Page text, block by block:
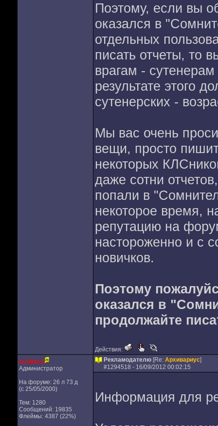
Поэтому, если вы
оказался в
отдельных
писать отчеты, то
врагам -
результате этого
сутенерских -
Мы вас очень
вещи, просто
некоторых
даже сотни
попали в
некоторое время,
репутацию на
настороженно и с
новичков.
Поэтому
оказался в
продолжайте
Действия:
techboss
Администратор
На форуме: 26 л 73 д
(с 25/05/2000)
Тем: 1280
Сообщений: 19835
Флеймы: 4387 (22%)
Рекламодателю [Re: Архивариус]
#1294518 - 16/09/2012 00:02:15
Информация для